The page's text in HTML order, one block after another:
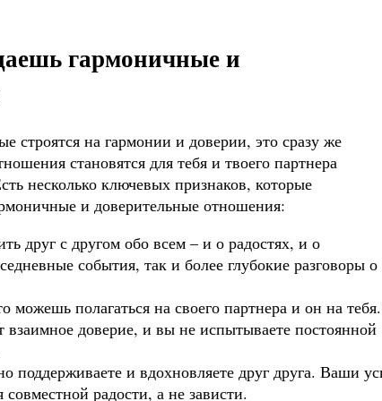
гармоничные и
строятся на гармонии и доверии, это сразу же
становятся для тебя и твоего партнера
несколько ключевых признаков, которые
и доверительные отношения:
друг с другом обо всем – и о радостях, и о
события, так и более глубокие разговоры о
полагаться на своего партнера и он на тебя.
доверие, и вы не испытываете постоянной
поддерживаете и вдохновляете друг друга. Ваши
радости, а не зависти.